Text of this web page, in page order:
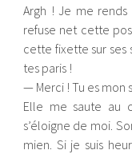
Argh ! Je me
refuse net cette
cette fixette sur ses
tes paris !
— Merci ! Tu es mon
Elle me saute au
s’éloigne de moi.
mien. Si je suis